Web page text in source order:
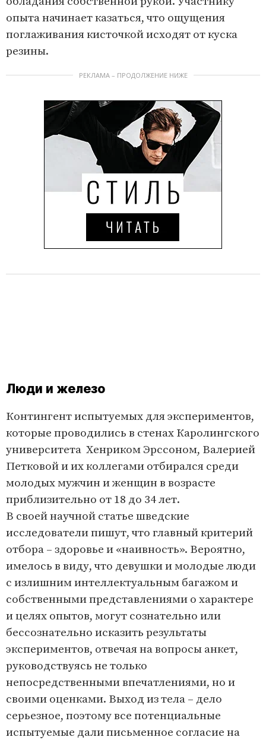
опыта начинает казаться, что ощущения
поглаживания кисточкой исходят от куска
резины.
РЕКЛАМА – ПРОДОЛЖЕНИЕ НИЖЕ
Люди и железо
Контингент испытуемых для экспериментов,
которые проводились в стенах Каролингского
университета Хенриком Эрссоном, Валерией
Петковой и их коллегами отбирался среди
молодых мужчин и женщин в возрасте
приблизительно от 18 до 34 лет.
В своей научной статье шведские
исследователи пишут, что главный критерий
отбора – здоровье и «наивность». Вероятно,
имелось в виду, что девушки и молодые люди
с излишним интеллектуальным багажом и
собственными представлениями о характере
и целях опытов, могут сознательно или
бессознательно исказить результаты
экспериментов, отвечая на вопросы анкет,
руководствуясь не только
непосредственными впечатлениями, но и
своими оценками. Выход из тела – дело
серьезное, поэтому все потенциальные
испытуемые дали письменное согласие на